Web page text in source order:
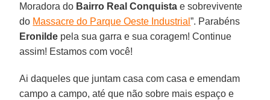
Moradora do Bairro Real Conquista e sobrevivente
do Massacre do Parque Oeste Industrial”. Parabéns
Eronilde pela sua garra e sua coragem! Continue
assim! Estamos com você!
Ai daqueles que juntam casa com casa e emendam
campo a campo, até que não sobre mais espaço e